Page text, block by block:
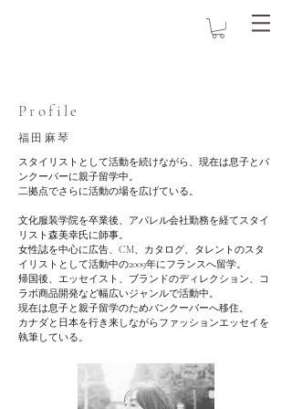
Profile​
福田麻琴
スタイリストとして活動を続けながら、現在は息子とバ
ンクーバーに親子留学中。
二拠点でさらに活動の場を広げている。
文化服装学院を卒業後、アパレル会社勤務を経てスタイ
リスト森美幸氏に師事。
女性誌を中心に広告、CM、カタログ、タレントのスタ
イリストとして活動中の2009年にフランスへ留学。
帰国後、エッセイスト、ブランドのディレクション、コ
ラボ商品開発など幅広いジャンルで活動中。
現在は息子と親子留学のためバンクーバーへ移住。
カナダと日本を行き来しながらファッションエッセイを
執筆している。